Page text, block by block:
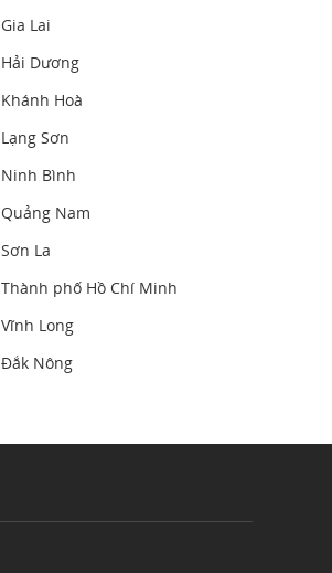
Gia Lai
Hải Dương
Khánh Hoà
Lạng Sơn
Ninh Bình
Quảng Nam
Sơn La
Thành phố Hồ Chí Minh
Vĩnh Long
Đắk Nông